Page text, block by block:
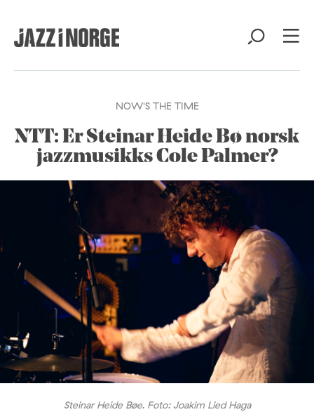
NOW'S THE TIME
NTT: Er Steinar Heide Bø norsk
jazzmusikks Cole Palmer?
Steinar Heide Bøe. Foto: Joakim Lied Haga